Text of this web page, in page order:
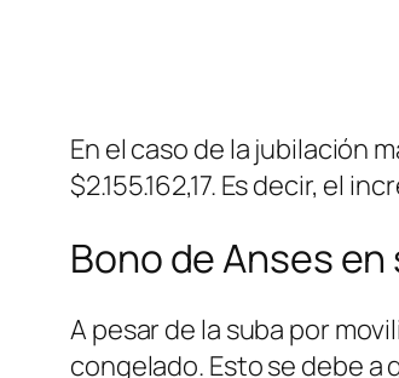
En el caso de la jubilación
$2.155.162,17. Es decir, el
Bono de Anses
A pesar de la suba por
congelado. Esto se debe a